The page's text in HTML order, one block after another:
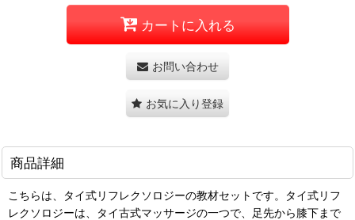
カートに入れる
お問い合わせ
お気に入り登録
商品詳細
こちらは、タイ式リフレクソロジーの教材セットです。タイ式リフ
レクソロジーは、タイ古式マッサージの一つで、足先から膝下まで